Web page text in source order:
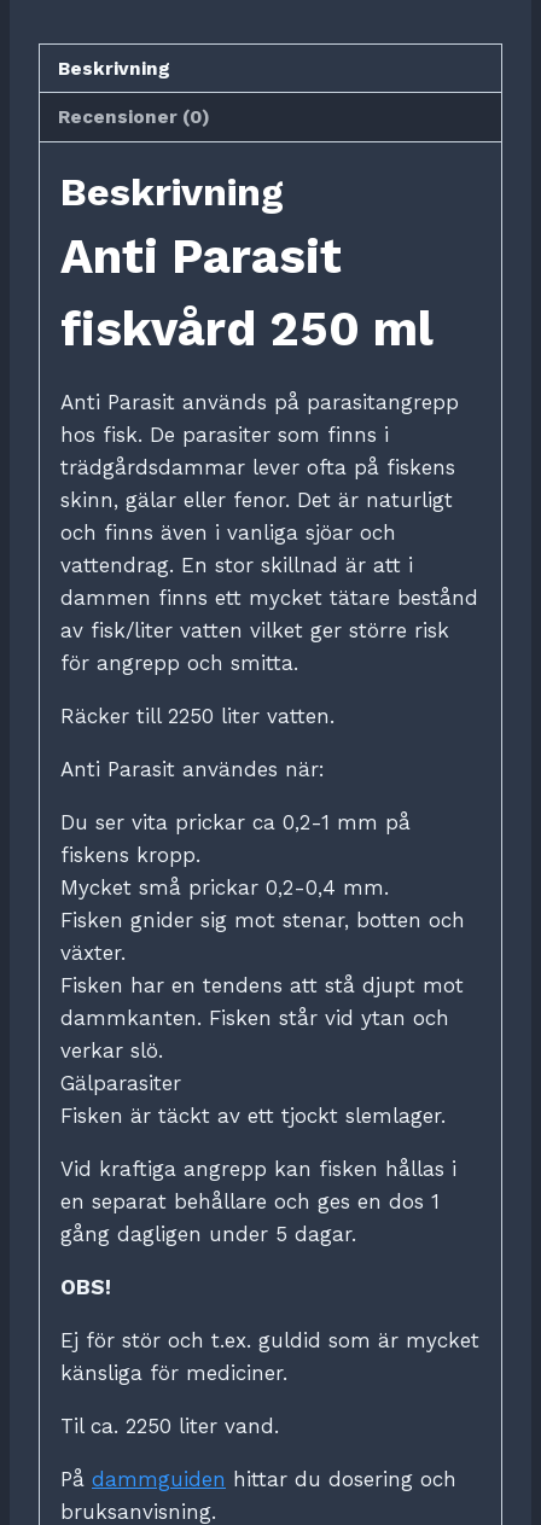
mängd
Beskrivning
Recensioner (0)
Beskrivning
Anti Parasit
fiskvård 250 ml
Anti Parasit används på parasitangrepp
hos fisk. De parasiter som finns i
trädgårdsdammar lever ofta på fiskens
skinn, gälar eller fenor. Det är naturligt
och finns även i vanliga sjöar och
vattendrag. En stor skillnad är att i
dammen finns ett mycket tätare bestånd
av fisk/liter vatten vilket ger större risk
för angrepp och smitta.
Räcker till 2250 liter vatten.
Anti Parasit användes när:
Du ser vita prickar ca 0,2-1 mm på
fiskens kropp.
Mycket små prickar 0,2-0,4 mm.
Fisken gnider sig mot stenar, botten och
växter.
Fisken har en tendens att stå djupt mot
dammkanten. Fisken står vid ytan och
verkar slö.
Gälparasiter
Fisken är täckt av ett tjockt slemlager.
Vid kraftiga angrepp kan fisken hållas i
en separat behållare och ges en dos 1
gång dagligen under 5 dagar.
OBS!
Ej för stör och t.ex. guldid som är mycket
känsliga för mediciner.
Til ca. 2250 liter vand.
På dammguiden hittar du dosering och
bruksanvisning.